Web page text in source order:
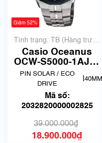
Giảm 52%
Tình trạng: TB (Hàng trưng
bày, thanh lý)
Casio Oceanus
OCW-S5000-1AJF |
Size 40mm | Mã sô
PIN SOLAR / ECO
DRIVE
40MM
Mã số:
2032820000002825
39.000.000₫
18.900.000₫